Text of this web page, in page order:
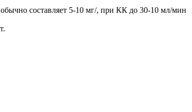
составляет 5-10 мг/, при КК до 30-10 мл/мин